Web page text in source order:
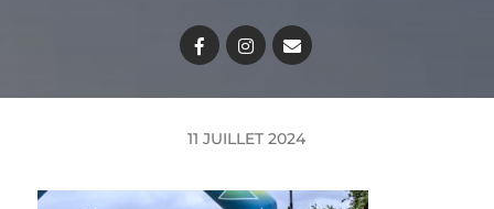
11 JUILLET 2024